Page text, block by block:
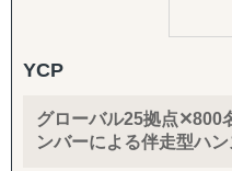
イツ・スウェーデン
アフリカ >>> 南アフリカ
北米 >>> アメリカ・カナ
中南米 >>> ブラジル・ア
社内に海外事業の専門人
の壁打ち相手」として、継
し、責任を持って成果に
入口から拡大までをつな
■弊社Visalが選ばれる理由
・現地実行力と強固なネッ
ーシア、ベトナム、タイ
トを実現。
YCP
グローバル25拠点✕800
ンバーによる伴走型ハ